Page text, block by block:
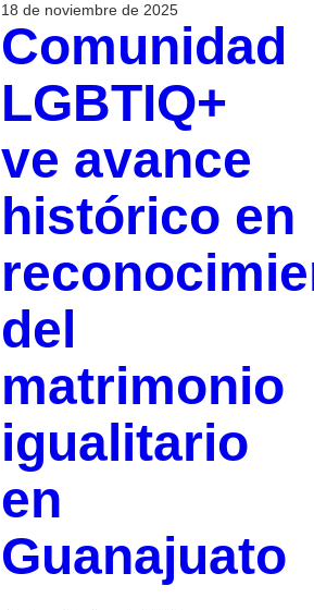
18 de noviembre de 2025
Comunidad
LGBTIQ+
ve avance
histórico en
del
matrimonio
igualitario
en
Guanajuato